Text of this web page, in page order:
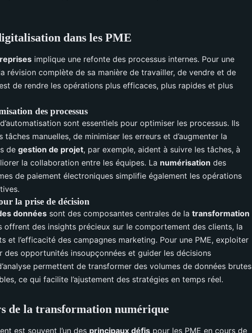
dans les PME
implique une refonte des processus internes. Pour une
révision complète de sa manière de travailler, de vendre et de
de rendre les opérations plus efficaces, plus rapides et plus
des processus
sont essentiels pour optimiser les processus. Ils
manuelles, de minimiser les erreurs et d’augmenter la
de gestion de projet, par exemple, aident à suivre les tâches, à
la collaboration entre les équipes. La numérisation des
de paiement électroniques simplifie également les opérations
la prise de décision
données sont des composantes centrales de la transformation
offrent des insights précieux sur le comportement des clients, la
et l’efficacité des campagnes marketing. Pour une PME, exploiter
des opportunités insoupçonnées et guider les décisions
permettent de transformer des volumes de données brutes
ce qui facilite l’ajustement des stratégies en temps réel.
de la transformation numérique
est souvent l’un des principaux défis pour les PME en cours de